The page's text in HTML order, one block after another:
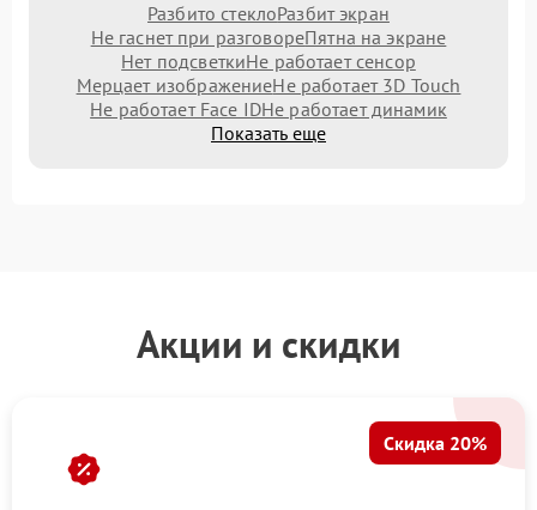
Разбито стеклоРазбит экран
Не гаснет при разговореПятна на экране
Нет подсветкиНе работает сенсор
Мерцает изображениеНе работает 3D Touch
Не работает Face IDНе работает динамик
Показать еще
Акции и скидки
Скидка 20%